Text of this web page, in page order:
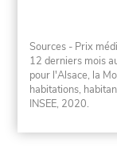
Sources - Prix
12 derniers mois
pour l'Alsace, la
habitations,
INSEE, 2020.